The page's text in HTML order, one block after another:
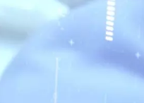
日本語